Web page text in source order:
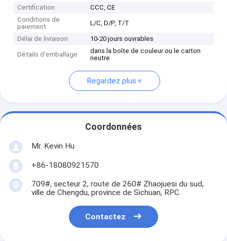
Certification
CCC, CE
Conditions de
paiement
L/C, D/P, T/T
Délai de livraison 10-20 jours ouvrables
Détails d'emballage
dans la boîte de couleur ou le carton
neutre
Regardez plus
Coordonnées
Mr. Kevin Hu
+86-18080921570
709#, secteur 2, route de 260# Zhaojuesi du sud,
ville de Chengdu, province de Sichuan, RPC.
Contactez